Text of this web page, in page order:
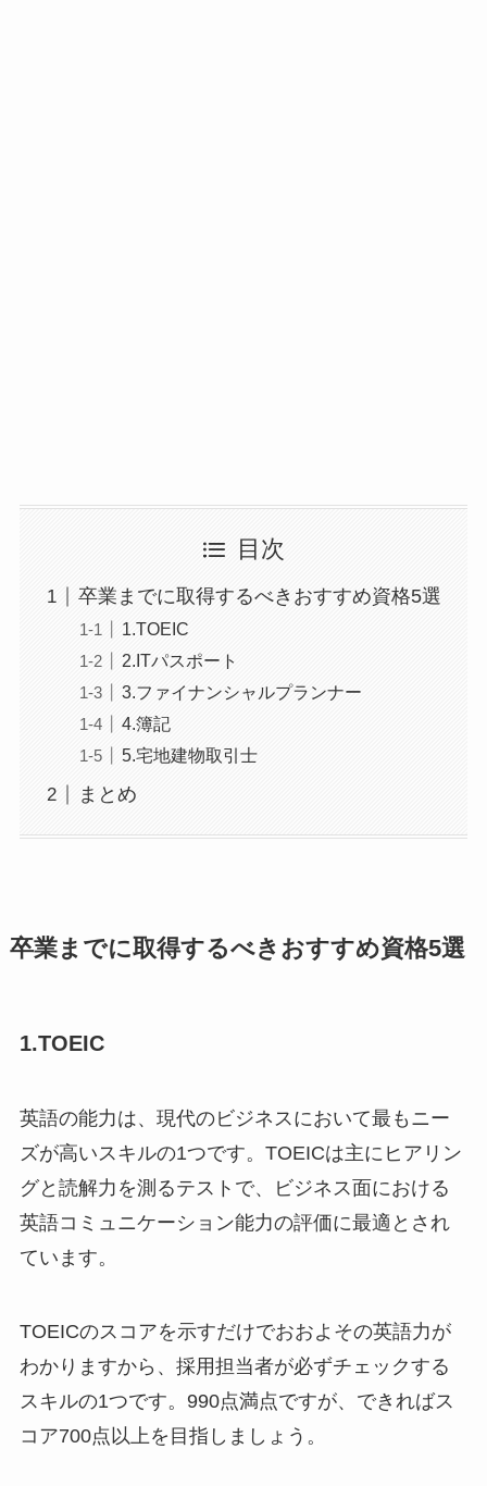
目次
卒業までに取得するべきおすすめ資格5選
1.TOEIC
2.ITパスポート
3.ファイナンシャルプランナー
4.簿記
5.宅地建物取引士
まとめ
卒業までに取得するべきおすすめ資格5選
1.TOEIC
英語の能力は、現代のビジネスにおいて最もニー
ズが高いスキルの1つです。TOEICは主にヒアリン
グと読解力を測るテストで、ビジネス面における
英語コミュニケーション能力の評価に最適とされ
ています。
TOEICのスコアを示すだけでおおよその英語力が
わかりますから、採用担当者が必ずチェックする
スキルの1つです。990点満点ですが、できればス
コア700点以上を目指しましょう。